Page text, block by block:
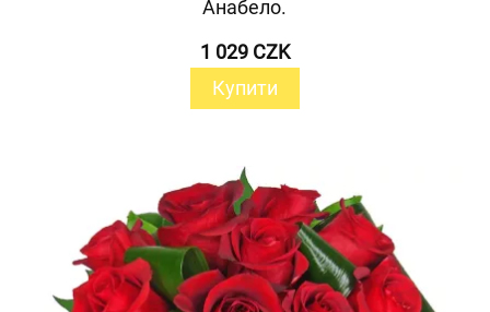
Анабело.
1 029 CZK
Купити